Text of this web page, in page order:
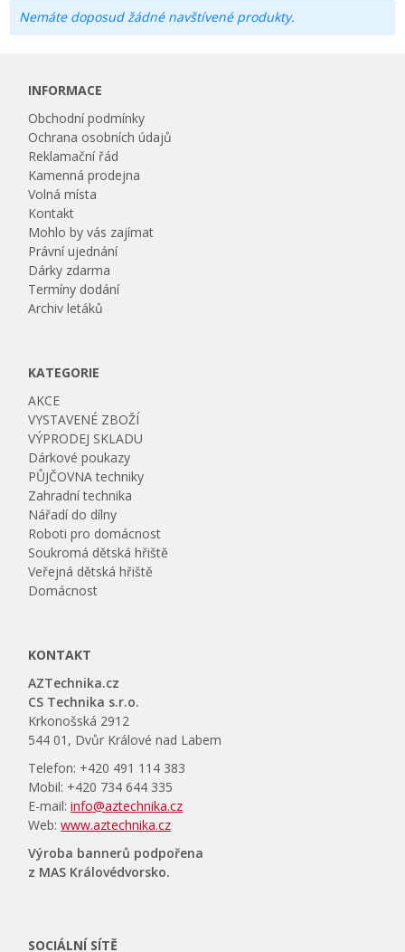
Nemáte doposud žádné navštívené produkty.
INFORMACE
Obchodní podmínky
Ochrana osobních údajů
Reklamační řád
Kamenná prodejna
Volná místa
Kontakt
Mohlo by vás zajímat
Právní ujednání
Dárky zdarma
Termíny dodání
Archiv letáků
KATEGORIE
AKCE
VYSTAVENÉ ZBOŽÍ
VÝPRODEJ SKLADU
Dárkové poukazy
PŮJČOVNA techniky
Zahradní technika
Nářadí do dílny
Roboti pro domácnost
Soukromá dětská hřiště
Veřejná dětská hřiště
Domácnost
KONTAKT
AZTechnika.cz
CS Technika s.r.o.
Krkonošská 2912
544 01, Dvůr Králové nad Labem
Telefon: +420 491 114 383
Mobil: +420 734 644 335
E-mail:info@aztechnika.cz
Web:www.aztechnika.cz
Výroba bannerů podpořena
z MAS Královédvorsko.
SOCIÁLNÍ SÍTĚ